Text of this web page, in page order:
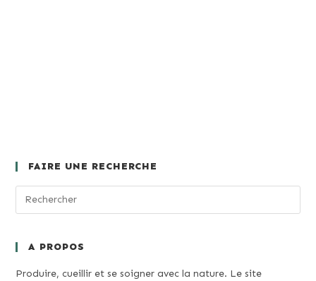
FAIRE UNE RECHERCHE
A PROPOS
Produire, cueillir et se soigner avec la nature. Le site